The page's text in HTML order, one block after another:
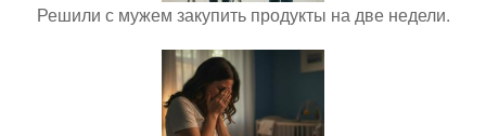
Решили с мужем закупить продукты на две недели.